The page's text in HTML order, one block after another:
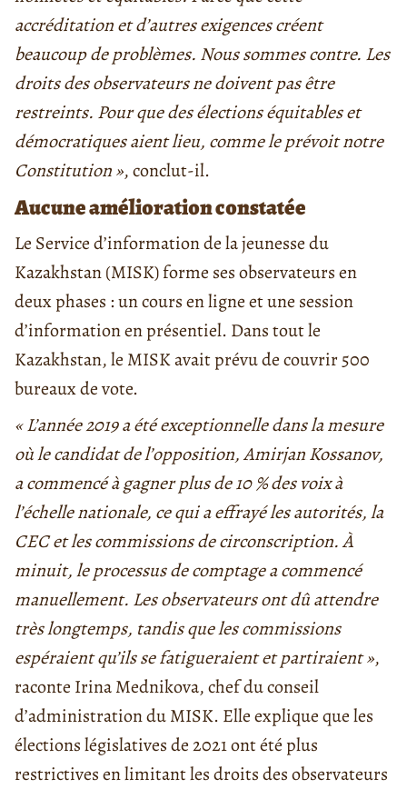
accréditation et d’autres exigences créent
beaucoup de problèmes. Nous sommes contre. Les
droits des observateurs ne doivent pas être
restreints. Pour que des élections équitables et
démocratiques aient lieu, comme le prévoit notre
Constitution », conclut-il.
Aucune amélioration constatée
Le Service d’information de la jeunesse du
Kazakhstan (MISK) forme ses observateurs en
deux phases : un cours en ligne et une session
d’information en présentiel. Dans tout le
Kazakhstan, le MISK avait prévu de couvrir 500
bureaux de vote.
« L’année 2019 a été exceptionnelle dans la mesure
où le candidat de l’opposition, Amirjan Kossanov,
a commencé à gagner plus de 10 % des voix à
l’échelle nationale, ce qui a effrayé les autorités, la
CEC et les commissions de circonscription. À
minuit, le processus de comptage a commencé
manuellement. Les observateurs ont dû attendre
très longtemps, tandis que les commissions
espéraient qu’ils se fatigueraient et partiraient »,
raconte Irina Mednikova, chef du conseil
d’administration du MISK. Elle explique que les
élections législatives de 2021 ont été plus
restrictives en limitant les droits des observateurs